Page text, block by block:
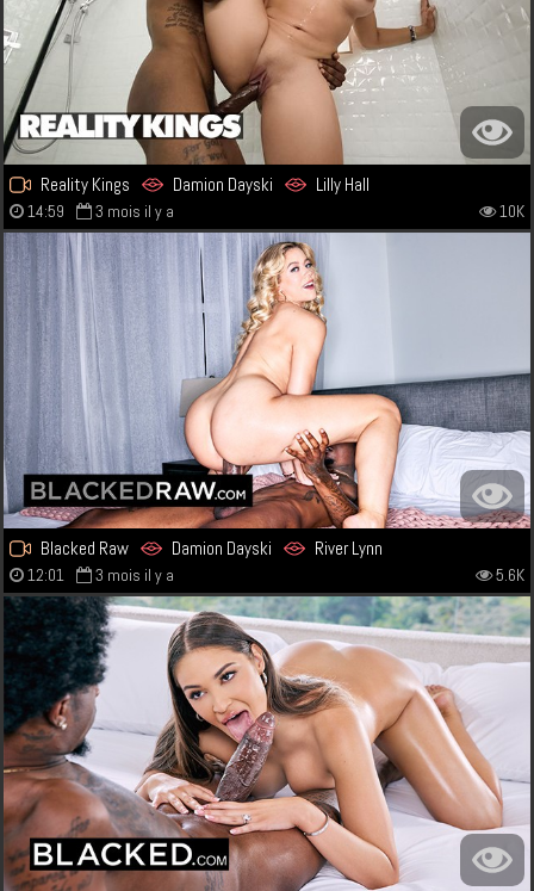
Reality Kings Damion Dayski Lilly Hall
14:59 3 mois il y a 10K
Blacked Raw Damion Dayski River Lynn
12:01 3 mois il y a 5.6K